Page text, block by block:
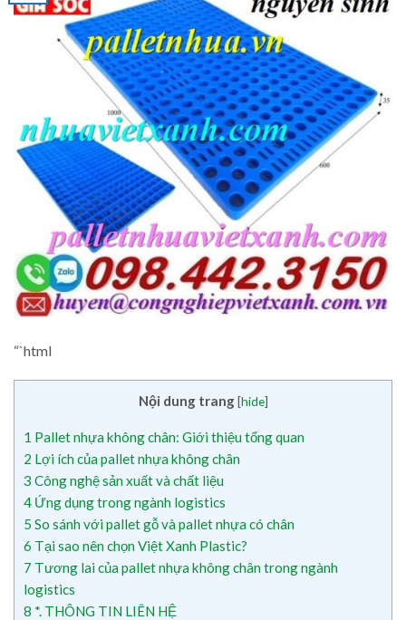
“`html
Nội dung trang [hide]
1 Pallet nhựa không chân: Giới thiệu tổng quan
2 Lợi ích của pallet nhựa không chân
3 Công nghệ sản xuất và chất liệu
4 Ứng dụng trong ngành logistics
5 So sánh với pallet gỗ và pallet nhựa có chân
6 Tại sao nên chọn Việt Xanh Plastic?
7 Tương lai của pallet nhựa không chân trong ngành
logistics
8 *. THÔNG TIN LIÊN HỆ